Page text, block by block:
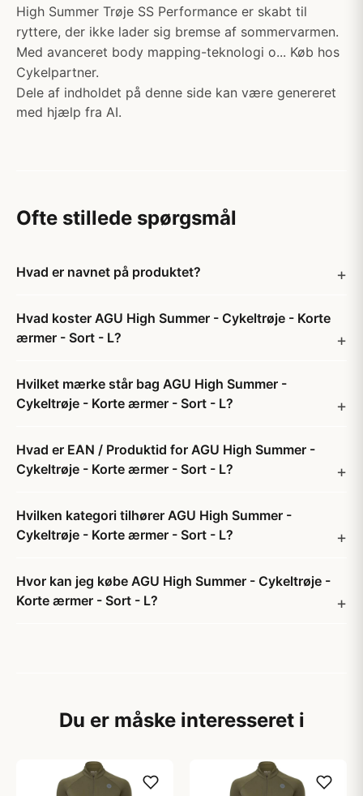
High Summer Trøje SS Performance er skabt til
ryttere, der ikke lader sig bremse af sommervarmen.
Med avanceret body mapping-teknologi o... Køb hos
Cykelpartner.
Dele af indholdet på denne side kan være genereret
med hjælp fra AI.
Ofte stillede spørgsmål
Hvad er navnet på produktet?
Hvad koster AGU High Summer - Cykeltrøje - Korte
ærmer - Sort - L?
Hvilket mærke står bag AGU High Summer -
Cykeltrøje - Korte ærmer - Sort - L?
Hvad er EAN / Produktid for AGU High Summer -
Cykeltrøje - Korte ærmer - Sort - L?
Hvilken kategori tilhører AGU High Summer -
Cykeltrøje - Korte ærmer - Sort - L?
Hvor kan jeg købe AGU High Summer - Cykeltrøje -
Korte ærmer - Sort - L?
Du er måske interesseret i